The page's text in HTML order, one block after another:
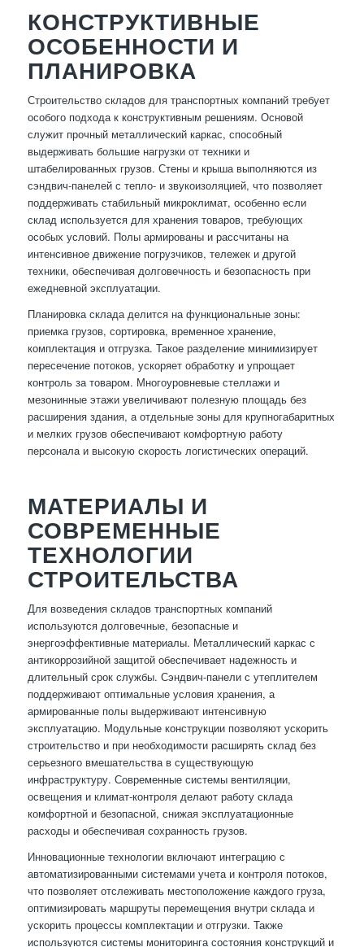
КОНСТРУКТИВНЫЕ
ОСОБЕННОСТИ И
ПЛАНИРОВКА
Строительство складов для транспортных компаний требует
особого подхода к конструктивным решениям. Основой
служит прочный металлический каркас, способный
выдерживать большие нагрузки от техники и
штабелированных грузов. Стены и крыша выполняются из
сэндвич-панелей с тепло- и звукоизоляцией, что позволяет
поддерживать стабильный микроклимат, особенно если
склад используется для хранения товаров, требующих
особых условий. Полы армированы и рассчитаны на
интенсивное движение погрузчиков, тележек и другой
техники, обеспечивая долговечность и безопасность при
ежедневной эксплуатации.
Планировка склада делится на функциональные зоны:
приемка грузов, сортировка, временное хранение,
комплектация и отгрузка. Такое разделение минимизирует
пересечение потоков, ускоряет обработку и упрощает
контроль за товаром. Многоуровневые стеллажи и
мезонинные этажи увеличивают полезную площадь без
расширения здания, а отдельные зоны для крупногабаритных
и мелких грузов обеспечивают комфортную работу
персонала и высокую скорость логистических операций.
МАТЕРИАЛЫ И
СОВРЕМЕННЫЕ
ТЕХНОЛОГИИ
СТРОИТЕЛЬСТВА
Для возведения складов транспортных компаний
используются долговечные, безопасные и
энергоэффективные материалы. Металлический каркас с
антикоррозийной защитой обеспечивает надежность и
длительный срок службы. Сэндвич-панели с утеплителем
поддерживают оптимальные условия хранения, а
армированные полы выдерживают интенсивную
эксплуатацию. Модульные конструкции позволяют ускорить
строительство и при необходимости расширять склад без
серьезного вмешательства в существующую
инфраструктуру. Современные системы вентиляции,
освещения и климат-контроля делают работу склада
комфортной и безопасной, снижая эксплуатационные
расходы и обеспечивая сохранность грузов.
Инновационные технологии включают интеграцию с
автоматизированными системами учета и контроля потоков,
что позволяет отслеживать местоположение каждого груза,
оптимизировать маршруты перемещения внутри склада и
ускорить процессы комплектации и отгрузки. Также
используются системы мониторинга состояния конструкций и